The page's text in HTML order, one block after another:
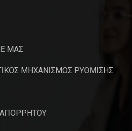
ΜΑΣ
ΜΗΧΑΝΙΣΜΟΣ ΡΥΘΜΙΣΗΣ
ΑΠΟΡΡΗΤΟΥ